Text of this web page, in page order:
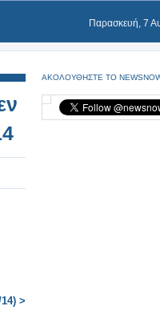
Παρασκευή, 7
>
ΑΚΟΛΟΥΘΗΣΤΕ ΤΟ